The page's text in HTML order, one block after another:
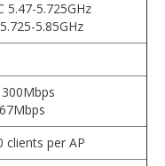
5.47-5.725GHz
5.85GHz
300Mbps
clients per AP